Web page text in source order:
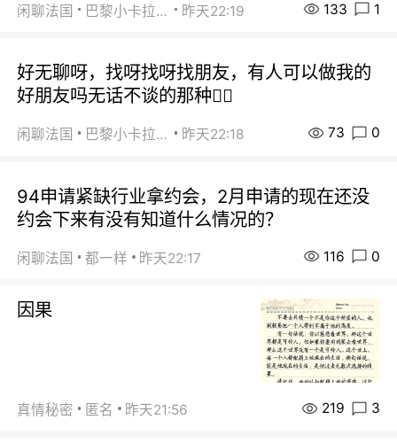
闲聊法国 巴黎小卡拉咪 昨天22:19 133 1
好无聊呀，找呀找呀找朋友，有人可以做我的
好朋友吗无话不谈的那种😮‍💨
闲聊法国 巴黎小卡拉咪 昨天22:18 73 0
94申请紧缺行业拿约会，2月申请的现在还没
约会下来有没有知道什么情况的？
闲聊法国 都一样 昨天22:17 116 0
因果
真情秘密 匿名 昨天21:56 219 3